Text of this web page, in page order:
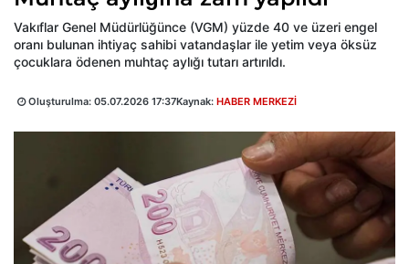
Vakıflar Genel Müdürlüğünce (VGM) yüzde 40 ve üzeri engel
oranı bulunan ihtiyaç sahibi vatandaşlar ile yetim veya öksüz
çocuklara ödenen muhtaç aylığı tutarı artırıldı.
Oluşturulma: 05.07.2026 17:37Kaynak: HABER MERKEZİ